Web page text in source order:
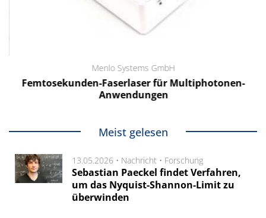
Menlo Systems GmbH
Femtosekunden-Faserlaser für Multiphotonen-
Anwendungen
Meist gelesen
13.05.2026 • Nachricht • Forschung
Sebastian Paeckel findet Verfahren,
um das Nyquist-Shannon-Limit zu
überwinden